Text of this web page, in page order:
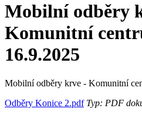
Mobilní odběry
Komunitní
16.9.2025
Mobilní odběry krve - Komunitní
Odběry Konice 2.pdfTyp: PDF